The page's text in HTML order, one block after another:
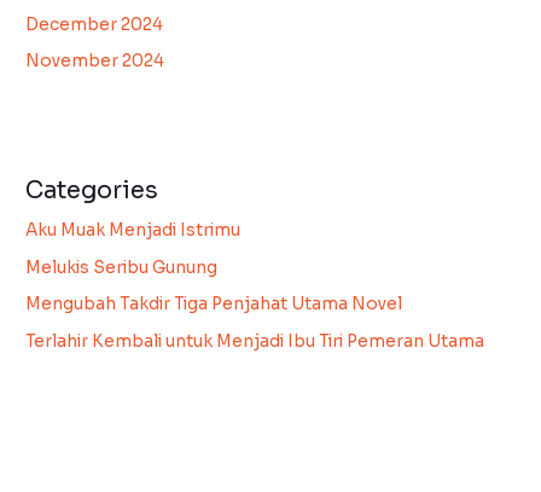
December 2024
November 2024
Categories
Aku Muak Menjadi Istrimu
Melukis Seribu Gunung
Mengubah Takdir Tiga Penjahat Utama Novel
Terlahir Kembali untuk Menjadi Ibu Tiri Pemeran Utama